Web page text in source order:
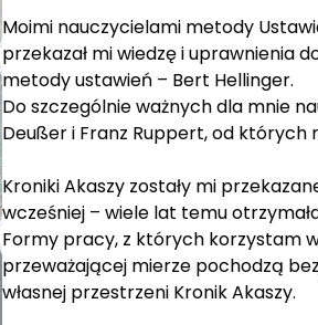
Moimi nauczycielami metody
przekazał mi wiedzę i uprawnienia
metody ustawień – Bert Hellinger.
Do szczególnie ważnych dla mnie
Deußer i Franz Ruppert, od których
Kroniki Akaszy zostały mi
wcześniej – wiele lat temu
Formy pracy, z których korzystam
przeważającej mierze pochodzą
własnej przestrzeni Kronik Akaszy.